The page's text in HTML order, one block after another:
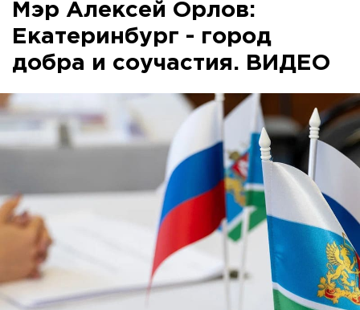
Мэр Алексей Орлов:
Екатеринбург - город
добра и соучастия. ВИДЕО